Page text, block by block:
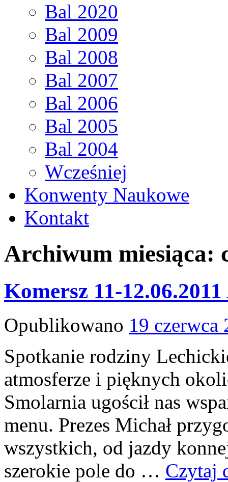
Bal 2020
Bal 2009
Bal 2008
Bal 2007
Bal 2006
Bal 2005
Bal 2004
Wcześniej
Konwenty Naukowe
Kontakt
Archiwum miesiąca:
Komersz 11-
Opublikowano 19 czerwca
Spotkanie rodziny
atmosferze i pięknych
Smolarnia ugościł nas
menu. Prezes Michał
wszystkich, od jazdy
szerokie pole do … Czytaj